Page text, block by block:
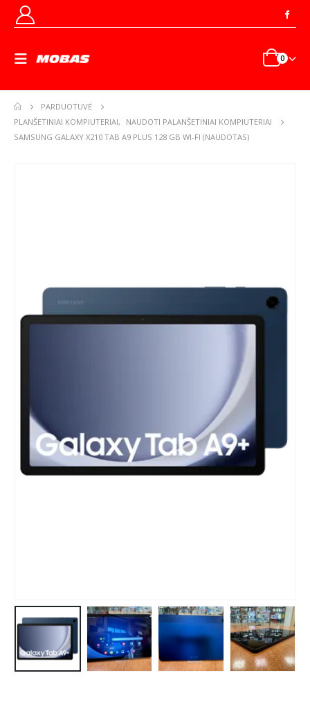
0
PARDUOTUVĖ
PLANŠETINIAI KOMPIUTERIAI,
NAUDOTI PALANŠETINIAI KOMPIUTERIAI
SAMSUNG GALAXY X210 TAB A9 PLUS 128 GB WI-FI (NAUDOTAS)